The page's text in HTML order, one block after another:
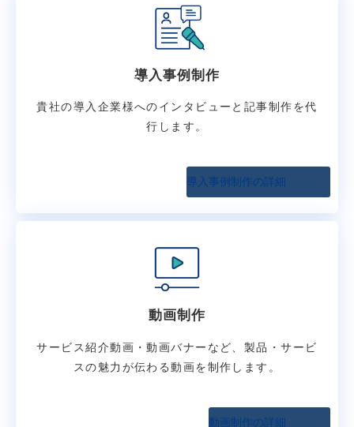
導入事例制作
貴社の導入企業様へのインタビューと記事制作を代
行します。
導入事例制作の詳細
動画制作
サービス紹介動画・動画バナーなど、製品・サービ
スの魅力が伝わる動画を制作します。
動画制作の詳細